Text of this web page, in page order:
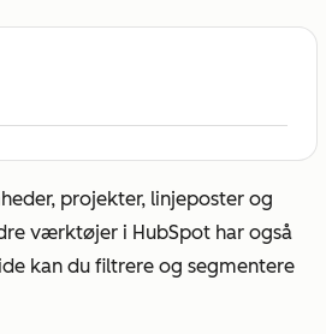
projekter, linjeposter og
værktøjer i HubSpot har også
kan du filtrere og segmentere